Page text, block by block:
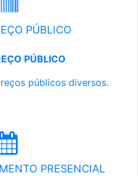
PÚBLICO
PÚBLICO
públicos diversos.
PRESENCIAL